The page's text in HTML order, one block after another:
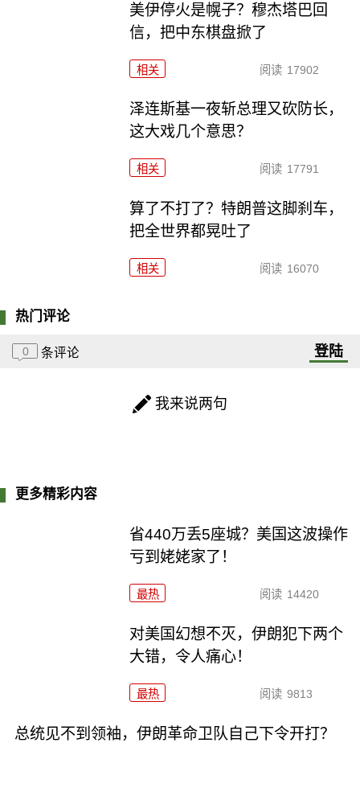
美伊停火是幌子？穆杰塔巴回
信，把中东棋盘掀了
相关 阅读 17902
泽连斯基一夜斩总理又砍防长，
这大戏几个意思？
相关 阅读 17791
算了不打了？特朗普这脚刹车，
把全世界都晃吐了
相关 阅读 16070
热门评论
0 条评论 登陆
我来说两句
更多精彩内容
省440万丢5座城？美国这波操作
亏到姥姥家了！
最热 阅读 14420
对美国幻想不灭，伊朗犯下两个
大错，令人痛心！
最热 阅读 9813
总统见不到领袖，伊朗革命卫队自己下令开打？